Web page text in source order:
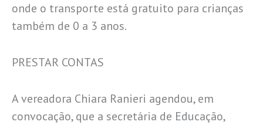
onde o transporte está gratuito para crianças
também de 0 a 3 anos.
PRESTAR CONTAS
A vereadora Chiara Ranieri agendou, em
convocação, que a secretária de Educação,